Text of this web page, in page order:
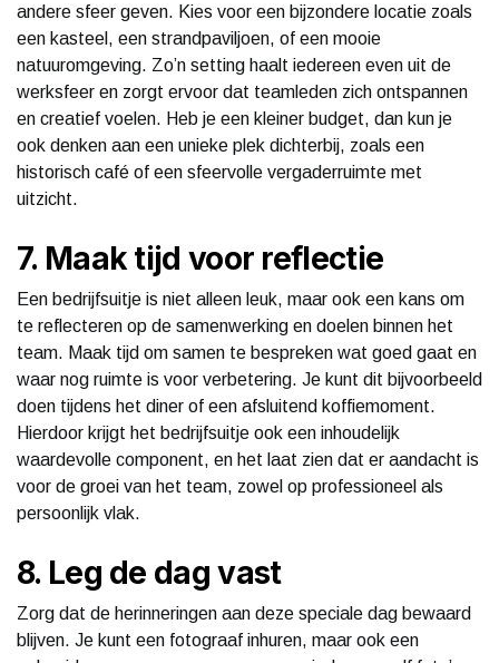
andere sfeer geven. Kies voor een bijzondere locatie zoals
een kasteel, een strandpaviljoen, of een mooie
natuuromgeving. Zo’n setting haalt iedereen even uit de
werksfeer en zorgt ervoor dat teamleden zich ontspannen
en creatief voelen. Heb je een kleiner budget, dan kun je
ook denken aan een unieke plek dichterbij, zoals een
historisch café of een sfeervolle vergaderruimte met
uitzicht.
7. Maak tijd voor reflectie
Een bedrijfsuitje is niet alleen leuk, maar ook een kans om
te reflecteren op de samenwerking en doelen binnen het
team. Maak tijd om samen te bespreken wat goed gaat en
waar nog ruimte is voor verbetering. Je kunt dit bijvoorbeeld
doen tijdens het diner of een afsluitend koffiemoment.
Hierdoor krijgt het bedrijfsuitje ook een inhoudelijk
waardevolle component, en het laat zien dat er aandacht is
voor de groei van het team, zowel op professioneel als
persoonlijk vlak.
8. Leg de dag vast
Zorg dat de herinneringen aan deze speciale dag bewaard
blijven. Je kunt een fotograaf inhuren, maar ook een